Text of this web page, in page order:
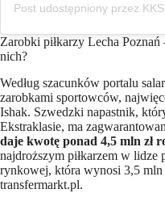
Zarobki piłkarzy Lecha
nich?
Według szacunków portalu
zarobkami sportowców,
Ishak. Szwedzki napastnik,
Ekstraklasie, ma
daje kwotę ponad 4,5 mln zł
najdroższym piłkarzem w lidze
rynkowej, która wynosi 3,5 mln
transfermarkt.pl.